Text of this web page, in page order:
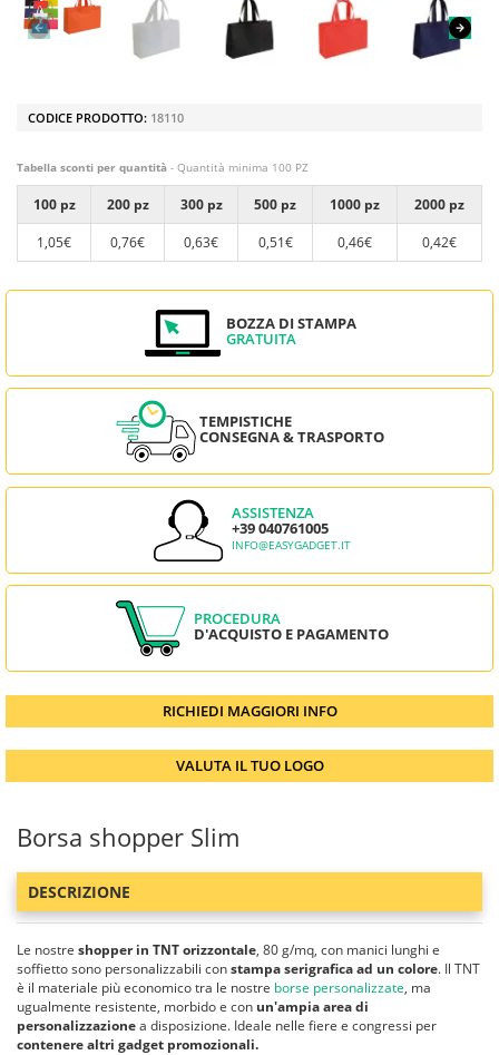
CODICE PRODOTTO: 18110
Tabella sconti per quantità - Quantità minima 100 PZ
100 pz 200 pz 300 pz 500 pz 1000 pz
2000 pz
1,05€
0,76€ 0,63€ 0,51€ 0,46€ 0,42€
BOZZA DI STAMPA
GRATUITA
TEMPISTICHE
CONSEGNA & TRASPORTO
ASSISTENZA
+39 040761005
INFO@EASYGADGET.IT
PROCEDURA
D'ACQUISTO E PAGAMENTO
RICHIEDI MAGGIORI INFO
VALUTA IL TUO LOGO
Borsa shopper Slim
DESCRIZIONE
Le nostre shopper in TNT orizzontale, 80 g/mq, con manici lunghi e
soffietto sono personalizzabili constampa serigrafica ad un colore. Il TNT
è il materiale più economico tra le nostre borse personalizzate, ma
ugualmente resistente, morbido e con un'ampia area di
personalizzazionea disposizione. Ideale nelle fiere e congressi per
contenere altri gadget promozionali.